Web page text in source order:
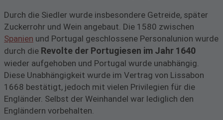
Durch die Siedler wurde insbesondere Getreide, später
Zuckerrohr und Wein angebaut. Die 1580 zwischen
Spanien und Portugal geschlossene Personalunion wurde
durch die Revolte der Portugiesen im Jahr 1640
wieder aufgehoben und Portugal wurde unabhängig.
Diese Unabhängigkeit wurde im Vertrag von Lissabon
1668 bestätigt, jedoch mit vielen Privilegien für die
Engländer. Selbst der Weinhandel war lediglich den
Engländern vorbehalten.